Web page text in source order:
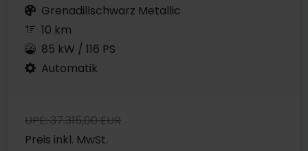
Grenadillschwarz Metallic
10 km
85 kW / 116 PS
Automatik
UPE: 37.315,00 EUR
Preis inkl. MwSt.